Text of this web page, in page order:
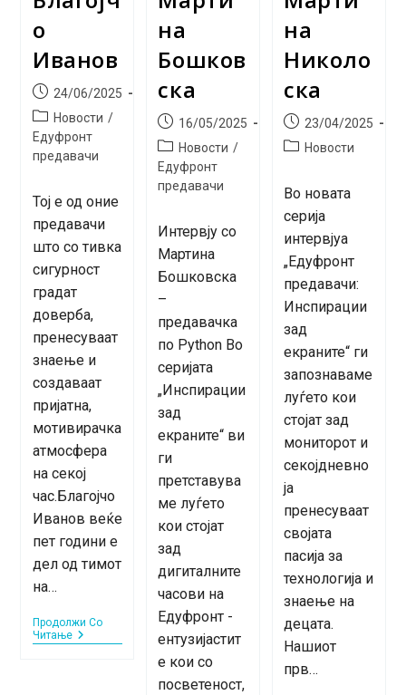
о
Иванов
Post
published:
24/06/2025
Post
category:
Новости /
Едуфронт
предавачи
Тој е од оние
предавачи
што со тивка
сигурност
градат
доверба,
пренесуваат
знаење и
создаваат
пријатна,
мотивирачка
атмосфера
на секој
час.Благојчо
Иванов веќе
пет години е
дел од тимот
на…
Продолжи Со
ЧитањеЕдуфронт
на
Бошков
ска
Post
published:
16/05/2025
Post
category:
Новости /
Едуфронт
предавачи
Интервју со
Мартина
Бошковска
–
предавачка
по Python Во
серијата
„Инспирации
зад
екраните“ ви
ги
претставува
ме луѓето
кои стојат
зад
дигиталните
часови на
Едуфронт -
ентузијастит
е кои со
посветеност,
на
Николо
ска
Post
published:
23/04/2025
PostНовости
Во новата
серија
интервјуа
„Едуфронт
предавачи:
Инспирации
зад
екраните“ ги
запознаваме
луѓето кои
стојат зад
мониторот и
секојдневно
ја
пренесуваат
својата
пасија за
технологија и
знаење на
децата.
Нашиот
прв…